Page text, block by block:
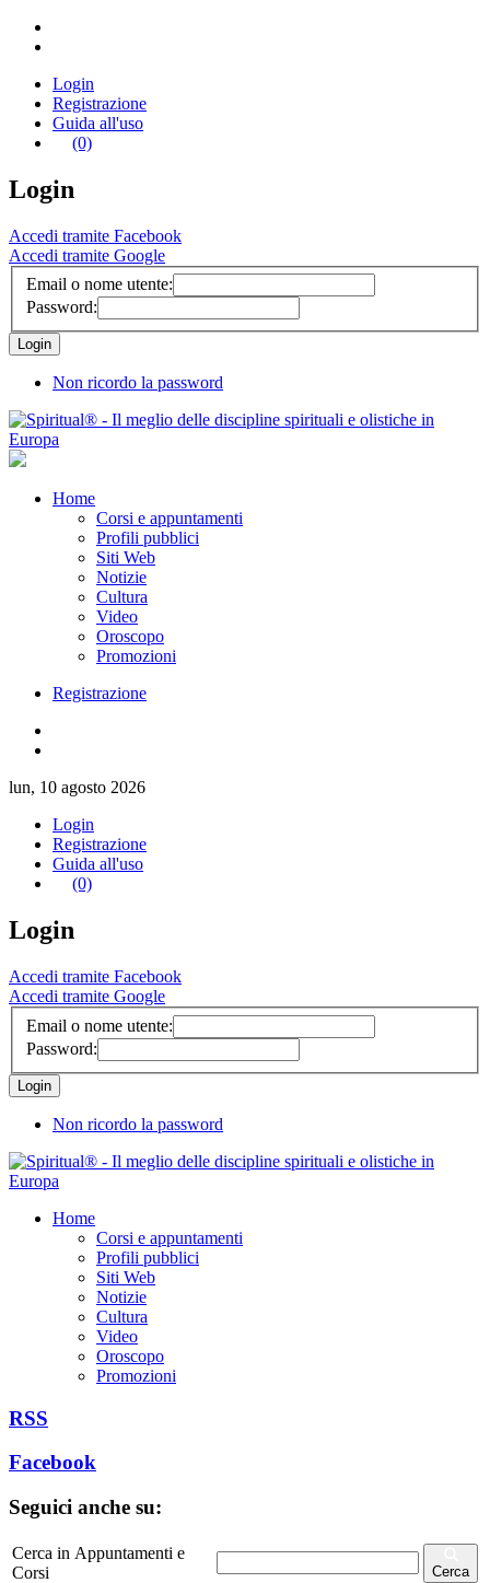
Login
Registrazione
Guida all'uso
(0)
Login
Accedi tramite Facebook
Accedi tramite Google
Email o nome utente:
Password:
Non ricordo la password
Home
Corsi e appuntamenti
Profili pubblici
Siti Web
Notizie
Cultura
Video
Oroscopo
Promozioni
Registrazione
lun, 10 agosto 2026
Login
Registrazione
Guida all'uso
(0)
Login
Accedi tramite Facebook
Accedi tramite Google
Email o nome utente:
Password:
Non ricordo la password
Home
Corsi e appuntamenti
Profili pubblici
Siti Web
Notizie
Cultura
Video
Oroscopo
Promozioni
RSS
Facebook
Seguici anche su:
Cerca in Appuntamenti e
Corsi
Cerca